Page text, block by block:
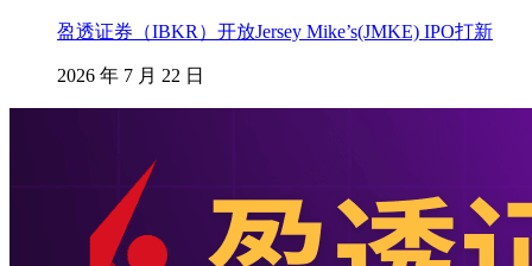
盈透证券（IBKR）开放Jersey Mike’s(JMKE) IPO打新
2026 年 7 月 22 日